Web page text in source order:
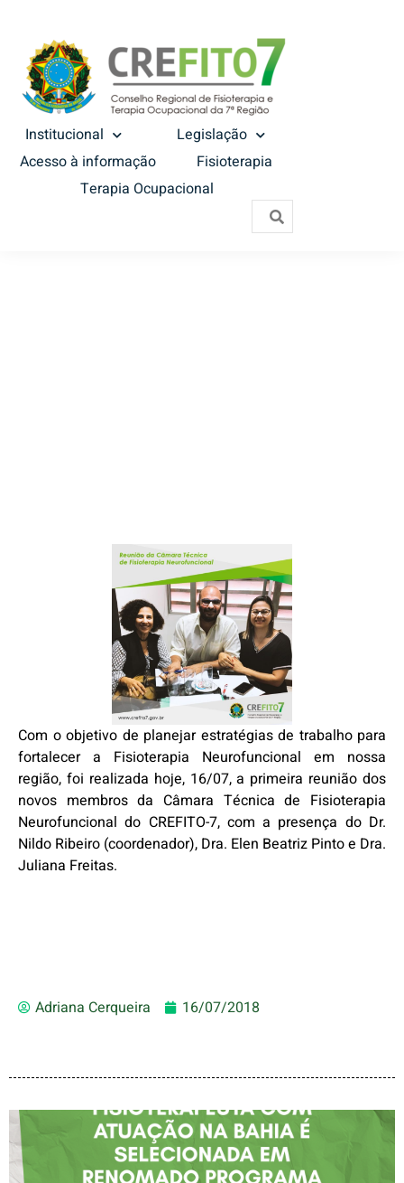
Institucional
Legislação
Acesso à informação
Fisioterapia
Terapia Ocupacional
Com o objetivo de planejar estratégias de trabalho para
fortalecer a Fisioterapia Neurofuncional em nossa
região, foi realizada hoje, 16/07, a primeira reunião dos
novos membros da Câmara Técnica de Fisioterapia
Neurofuncional do CREFITO-7, com a presença do Dr.
Nildo Ribeiro (coordenador), Dra. Elen Beatriz Pinto e Dra.
Juliana Freitas.
Adriana Cerqueira 16/07/2018